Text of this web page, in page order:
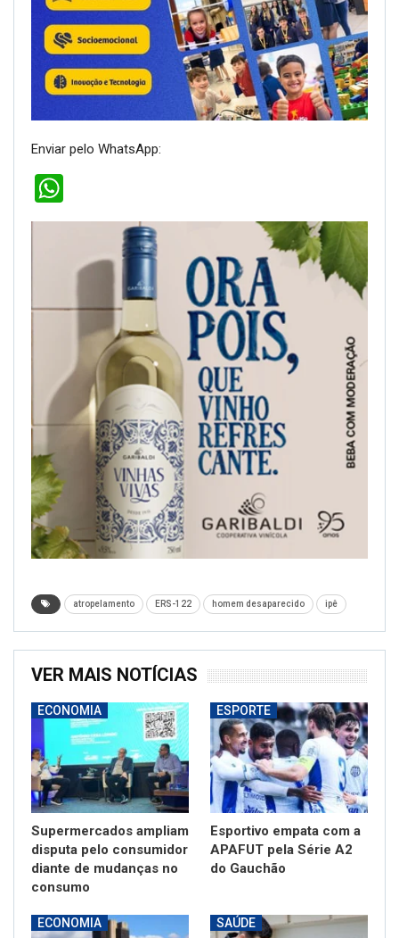
Enviar pelo WhatsApp:
atropelamento ERS-122 homem desaparecido ipê
VER MAIS NOTÍCIAS
ECONOMIA
Supermercados ampliam
disputa pelo consumidor
diante de mudanças no
consumo
ESPORTE
Esportivo empata com a
APAFUT pela Série A2
do Gauchão
ECONOMIA SAÚDE